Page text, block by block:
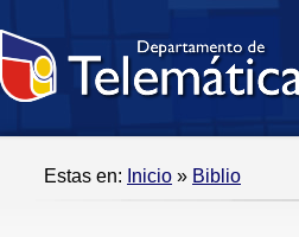
Estas en: Inicio » Biblio